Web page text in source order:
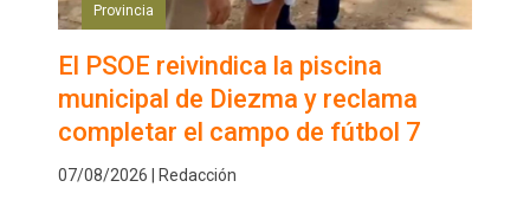
Provincia
El PSOE reivindica la piscina
municipal de Diezma y reclama
completar el campo de fútbol 7
07/08/2026 | Redacción